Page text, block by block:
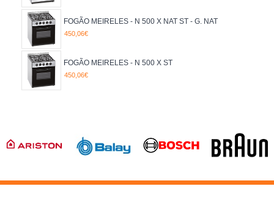
GÁS
FOGÃO MEIRELES - N 500 X NAT ST - G. NAT
450,06€
FOGÃO MEIRELES - N 500 X ST
450,06€